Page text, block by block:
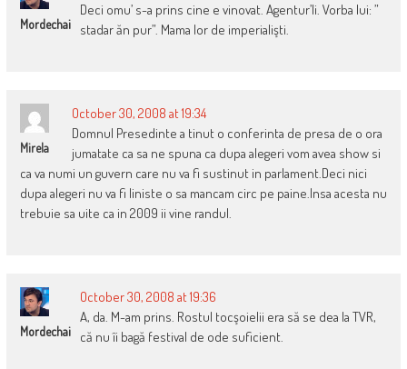
Mordechai
Deci omu’ s-a prins cine e vinovat. Agentur’li. Vorba lui: ”
stadar ăn pur”. Mama lor de imperialişti.
Mirela
October 30, 2008 at 19:34
Domnul Presedinte a tinut o conferinta de presa de o ora
jumatate ca sa ne spuna ca dupa alegeri vom avea show si
ca va numi un guvern care nu va fi sustinut in parlament.Deci nici
dupa alegeri nu va fi liniste o sa mancam circ pe paine.Insa acesta nu
trebuie sa uite ca in 2009 ii vine randul.
Mordechai
October 30, 2008 at 19:36
A, da. M-am prins. Rostul tocşoielii era să se dea la TVR,
că nu îi bagă festival de ode suficient.